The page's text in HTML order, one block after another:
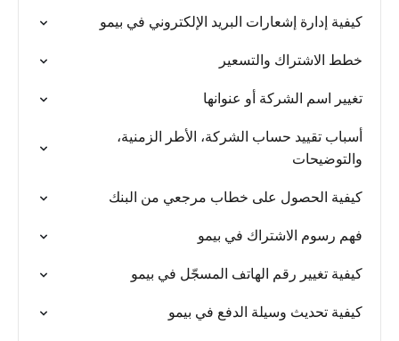
كيفية إدارة إشعارات البريد الإلكتروني في بيمو
خطط الاشتراك والتسعير
تغيير اسم الشركة أو عنوانها
أسباب تقييد حساب الشركة، الأطر الزمنية،
والتوضيحات
كيفية الحصول على خطاب مرجعي من البنك
فهم رسوم الاشتراك في بيمو
كيفية تغيير رقم الهاتف المسجّل في بيمو
كيفية تحديث وسيلة الدفع في بيمو